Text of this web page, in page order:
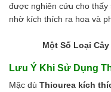
được nghiên cứu cho
nhờ kích thích ra hoa và
Một Số Loại
Lưu Ý Khi Sử Dụng
Mặc dù Thiourea kích